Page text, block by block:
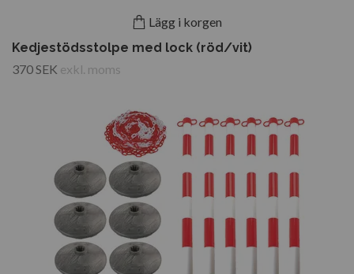
Lägg i korgen
Kedjestödsstolpe med lock (röd/vit)
370 SEK exkl. moms